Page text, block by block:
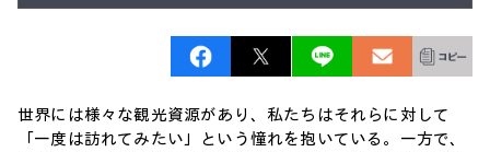
ワークステーション
タグ一覧
コラム一覧
世界には様々な観光資源があり、私たちはそれらに対して
「一度は訪れてみたい」という憧れを抱いている。一方で、